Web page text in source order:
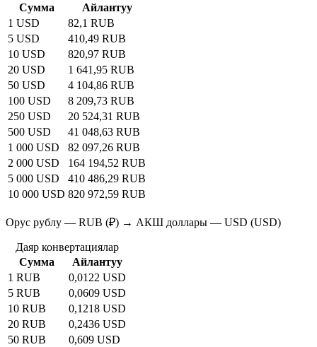
Сумма
Айлантуу
1 USD
82,1 RUB
5 USD
410,49 RUB
10 USD
820,97 RUB
20 USD
1 641,95 RUB
50 USD
4 104,86 RUB
100 USD
8 209,73 RUB
250 USD
20 524,31 RUB
500 USD
41 048,63 RUB
1 000 USD
82 097,26 RUB
2 000 USD
164 194,52 RUB
5 000 USD
410 486,29 RUB
10 000 USD 820 972,59 RUB
Орус рублу — RUB (₽) → АКШ доллары — USD (USD)
Даяр конвертациялар
Сумма
Айлантуу
1 RUB
0,0122 USD
5 RUB
0,0609 USD
10 RUB
0,1218 USD
20 RUB
0,2436 USD
50 RUB
0,609 USD